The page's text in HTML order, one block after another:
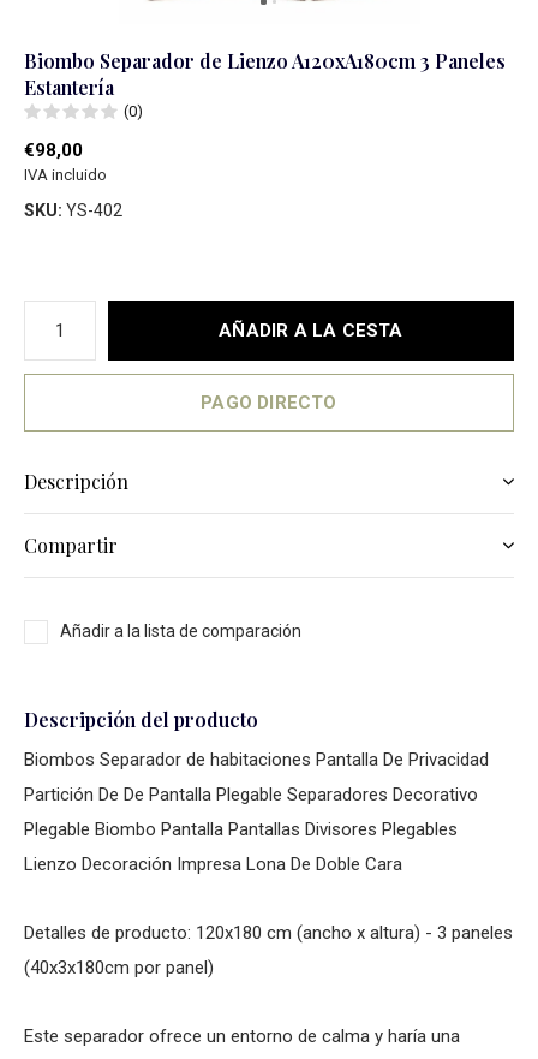
Biombo Separador de Lienzo A120xA180cm 3 Paneles
Estanterí­a
(0)
€98,00
IVA incluido
SKU: YS-402
AÑADIR A LA CESTA
PAGO DIRECTO
Descripción
Compartir
Añadir a la lista de comparación
Descripción del producto
Biombos Separador de habitaciones Pantalla De Privacidad
Partición De De Pantalla Plegable Separadores Decorativo
Plegable Biombo Pantalla Pantallas Divisores Plegables
Lienzo Decoración Impresa Lona De Doble Cara
Detalles de producto: 120x180 cm (ancho x altura) - 3 paneles
(40x3x180cm por panel)
Este separador ofrece un entorno de calma y haría una